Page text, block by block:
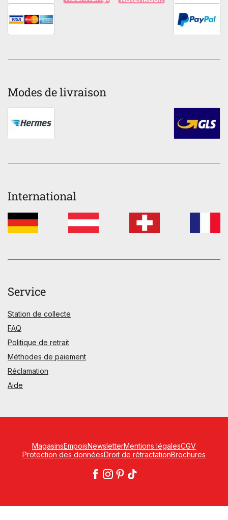
Modes de livraison
International
Service
Station de collecte
FAQ
Politique de retrait
Méthodes de paiement
Réclamation
Aide
MagasinsEmpoisNewsletterMentions légalesCGV
Protection des donnéesDroit de rétractationBrochures